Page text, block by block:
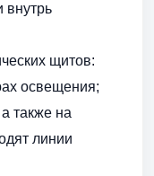
внутрь
щитов:
освещения;
также на
линии